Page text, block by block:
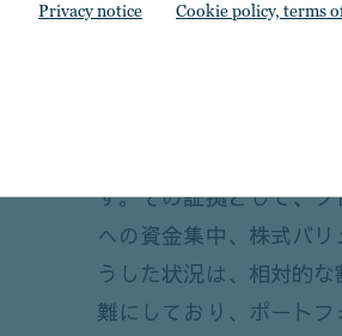
Privacy notice Cookie policy, terms
大きな変革が同時進行す
す。その証拠として、
への資金集中、株式バ
うした状況は、相対的
難にしており、ポート